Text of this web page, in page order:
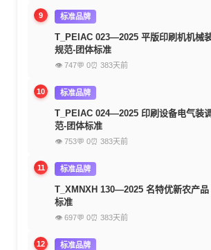
9 标准品牌
T_PEIAC 023—2025 平版印刷机机械
规范-团体标准
👁 747💬 0⏰ 383天前
10 标准品牌
T_PEIAC 024—2025 印刷设备电气装
范-团体标准
👁 753💬 0⏰ 383天前
11 标准品牌
T_XMNXH 130—2025 名特优新农产品
标准
👁 697💬 0⏰ 383天前
12 标准品牌